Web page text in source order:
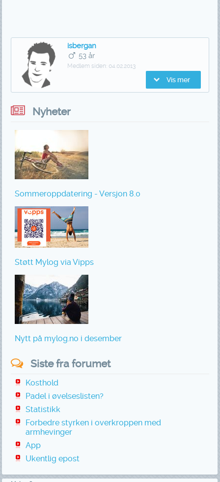
isbergan
53 år
Medlem siden: 04.02.2013
Vis mer
Nyheter
Sommeroppdatering - Versjon 8.0
Støtt Mylog via Vipps
Nytt på mylog.no i desember
Siste fra forumet
Kosthold
Padel i øvelseslisten?
Statistikk
Forbedre styrken i overkroppen med
armhevinger
App
Ukentlig epost